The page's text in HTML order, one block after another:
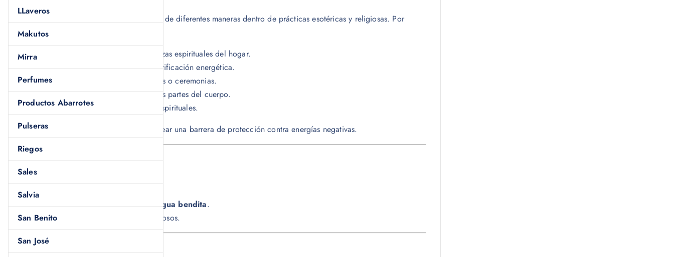
LLaveros
Makutos
Mirra
Perfumes
Productos Abarrotes
Pulseras
Riegos
Sales
Salvia
San Benito
San José
puede utilizarse de diferentes maneras dentro de prácticas esotéricas y religiosas. Por
ejemplo:
• Esparcirla en agua para realizar limpiezas espirituales del hogar.
• Utilizarla en baños espirituales para purificación energética.
• Trazar círculos de protección en rituales o ceremonias.
• Dibujar cruces protectoras en diferentes partes del cuerpo.
• Complementar limpiezas con hierbas espirituales.
De esta manera, la cascarilla ayuda a crear una barrera de protección contra energías negativas.
Características del producto
• Caja con
• Elaboración
• Preparada concáscara de huevo y agua bendita.
• Utilizada en rituales espirituales y religiosos.
Recomendaciones de uso